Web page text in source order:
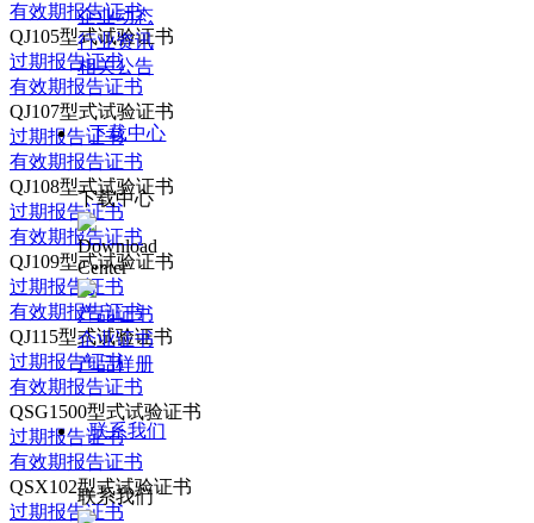
企业动态
行业资讯
相关公告
下载中心
下载中心
Download
Center
产品证书
企业证书
产品样册
联系我们
联系我们
有效期报告证书
QJ105型式试验证书
过期报告证书
有效期报告证书
QJ107型式试验证书
过期报告证书
有效期报告证书
QJ108型式试验证书
过期报告证书
有效期报告证书
QJ109型式试验证书
过期报告证书
有效期报告证书
QJ115型式试验证书
过期报告证书
有效期报告证书
QSG1500型式试验证书
过期报告证书
有效期报告证书
QSX102型式试验证书
过期报告证书